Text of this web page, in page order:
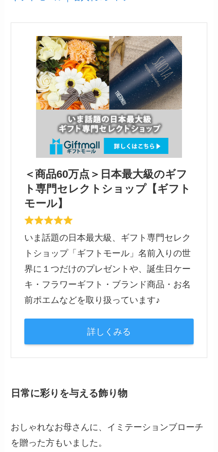
＜商品60万点＞日本最大級のギフ
ト専門セレクトショップ【ギフト
モール】
いま話題の日本最大級、ギフト専門セレク
トショップ「ギフトモール」名前入りの世
界に１つだけのプレゼントや、誕生日ケー
キ・フラワーギフト・ブランド商品・お名
前ポエムなどを取り扱っています♪
詳しくみる
日常に彩りを与える飾り物
おしゃれなお母さんに、イミテーションブローチ
を贈った方もいました。